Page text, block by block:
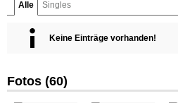
Alle Singles
Keine Einträge vorhanden!
Fotos (60)